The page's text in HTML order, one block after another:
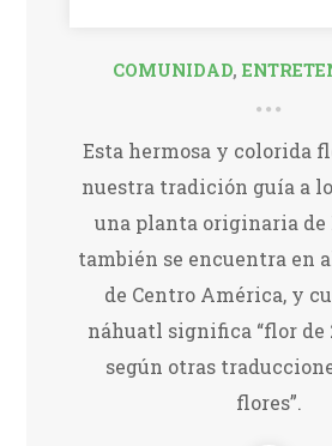
COMUNIDAD,
Esta hermosa y colorida
nuestra tradición guía a
una planta originaria de
también se encuentra en
de Centro América, y
náhuatl significa “flor de
según otras
flores”.